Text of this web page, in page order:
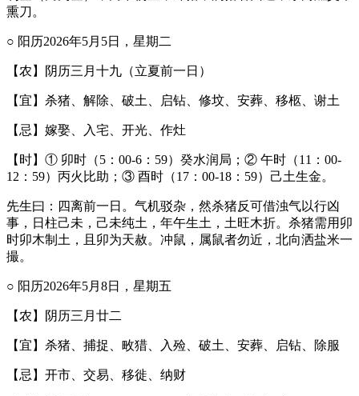
熏刀。
○ 阳历2026年5月5日，星期二
【农】阴历三月十九（立夏前一日）
【宜】杀猪、解除、破土、启钻、修坟、安葬、移柩、谢土
【忌】嫁娶、入宅、开光、作灶
【时】① 卯时（5：00-6：59）癸水润局；② 午时（11：00-
12：59）丙火比助；③ 酉时（17：00-18：59）己土生金。
先生曰：四离前一日。气机驳杂，然杀猪反可借浊气以行凶
事，日柱己未，己未纯土，年午生土，土旺木折。杀猪需用卯
时卯木制土，且卯为天赦。冲鼠，属鼠者勿近，北向洒盐米一
撮。
○ 阳历2026年5月8日，星期五
【农】阴历三月廿二
【宜】杀猪、捕捉、畋猎、入殓、破土、安葬、启钻、除服
【忌】开市、交易、移徙、纳财